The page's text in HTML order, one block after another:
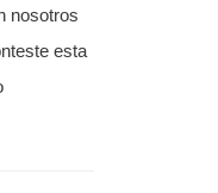
nosotros
esta